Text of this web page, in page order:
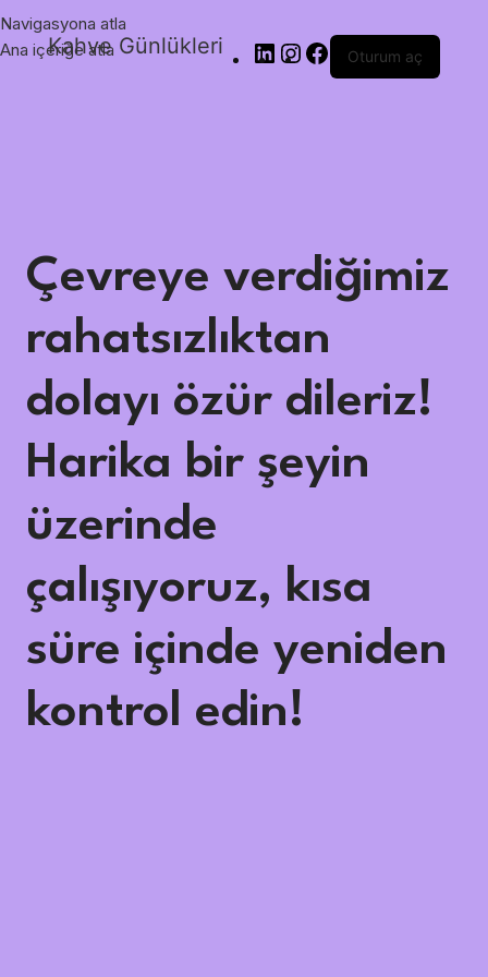
Navigasyona atla
Ana içeriğe atla
Kahve Günlükleri Oturum aç
Çevreye verdiğimiz
rahatsızlıktan
dolayı özür dileriz!
Harika bir şeyin
üzerinde
çalışıyoruz, kısa
süre içinde yeniden
kontrol edin!